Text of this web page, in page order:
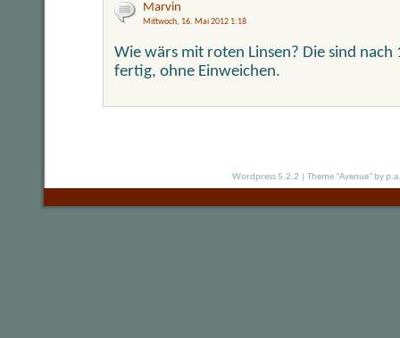
Marvin
Mittwoch, 16. Mai 2012 1:18
Wie wärs mit roten Linsen? Die sind
fertig, ohne Einweichen.
Wordpress 5.2.2 Theme "Avenue" by